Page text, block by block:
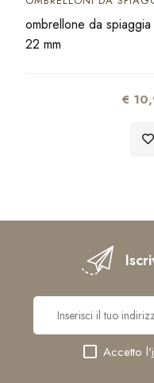
ombrellone da
22 mm
€
Accetto l'